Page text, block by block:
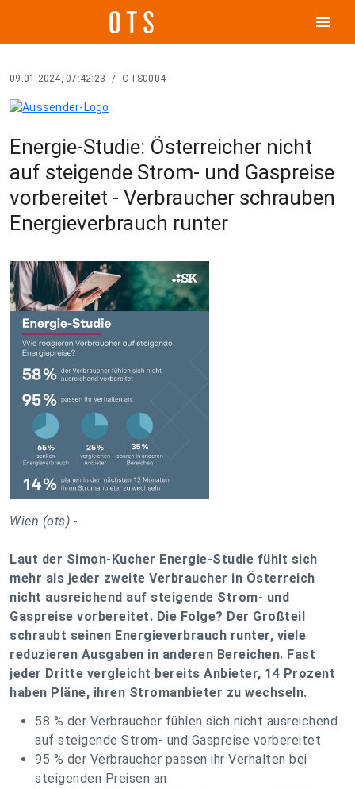
menu
09.01.2024, 07:42:23 / OTS0004
Energie-Studie: Österreicher nicht
auf steigende Strom- und Gaspreise
vorbereitet - Verbraucher schrauben
Energieverbrauch runter
Wien (ots) -
Laut der Simon-Kucher Energie-Studie fühlt sich
mehr als jeder zweite Verbraucher in Österreich
nicht ausreichend auf steigende Strom- und
Gaspreise vorbereitet. Die Folge? Der Großteil
schraubt seinen Energieverbrauch runter, viele
reduzieren Ausgaben in anderen Bereichen. Fast
jeder Dritte vergleicht bereits Anbieter, 14 Prozent
haben Pläne, ihren Stromanbieter zu wechseln.
58 % der Verbraucher fühlen sich nicht ausreichend
auf steigende Strom- und Gaspreise vorbereitet
95 % der Verbraucher passen ihr Verhalten bei
steigenden Preisen an